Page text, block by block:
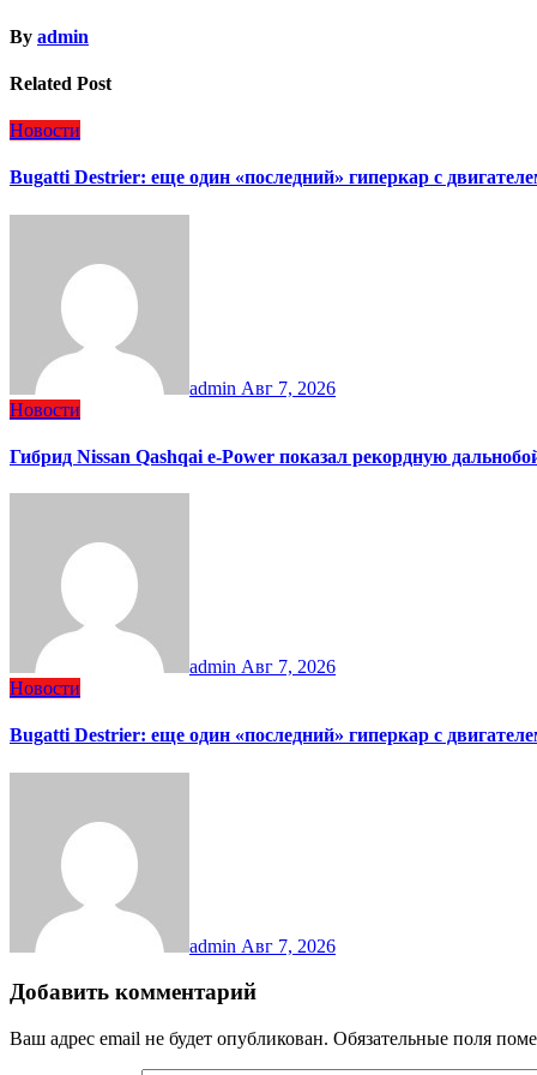
By admin
Related Post
Новости
Bugatti Destrier: еще один «последний» гиперкар с
admin Авг 7, 2026
Новости
Гибрид Nissan Qashqai e-Power показал рекордную
admin Авг 7, 2026
Новости
Bugatti Destrier: еще один «последний» гиперкар с
admin Авг 7, 2026
Добавить комментарий
Ваш адрес email не будет опубликован. Обязательные поля